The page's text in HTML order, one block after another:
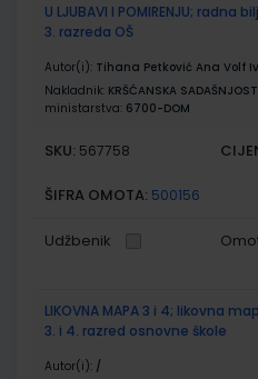
U LJUBAVI I POMIRENJU;
3. razreda OŠ
Autor(i): Tihana Petković Ana Volf
Nakladnik: KRŠĆANSKA
ministarstva: 6700-DOM
SKU: 567758
ŠIFRA OMOTA: 500156
Udžbenik
LIKOVNA MAPA 3 i 4; likovna
3. i 4. razred osnovne škole
Autor(i): /